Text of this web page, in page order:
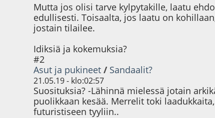
Mutta jos olisi tarve kylpytakille, laatu
edullisesti. Toisaalta, jos laatu on
jostain tilailee.
Idiksiä ja kokemuksia?
#2
Asut ja pukineet / Sandaalit?
21.05.19 - klo:02:57
Suosituksia? -Lähinnä mielessä jotain
puolikkaan kesää. Merrelit toki
futuristiseen tyyliin..